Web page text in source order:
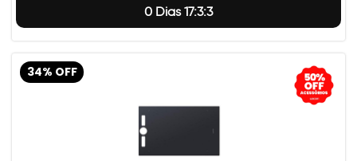
0 Dias 17:3:2
34% OFF